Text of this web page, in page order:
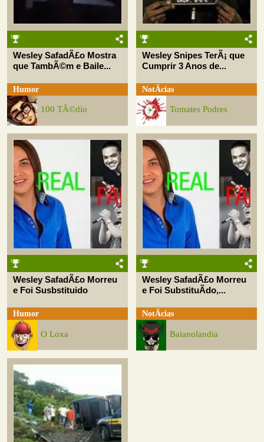
Wesley SafadÃ£o Mostra
que TambÃ©m e Baile...
Humor
100 TÃ©dio
Wesley Snipes TerÃ¡ que
Cumprir 3 Anos de...
NotÃ­cias
Tomates Podres
Wesley SafadÃ£o Morreu
e Foi Susbstituido
Humor
O Loxa
Wesley SafadÃ£o Morreu
e Foi SubstituÃ­do,...
NotÃ­cias
Baianolandia